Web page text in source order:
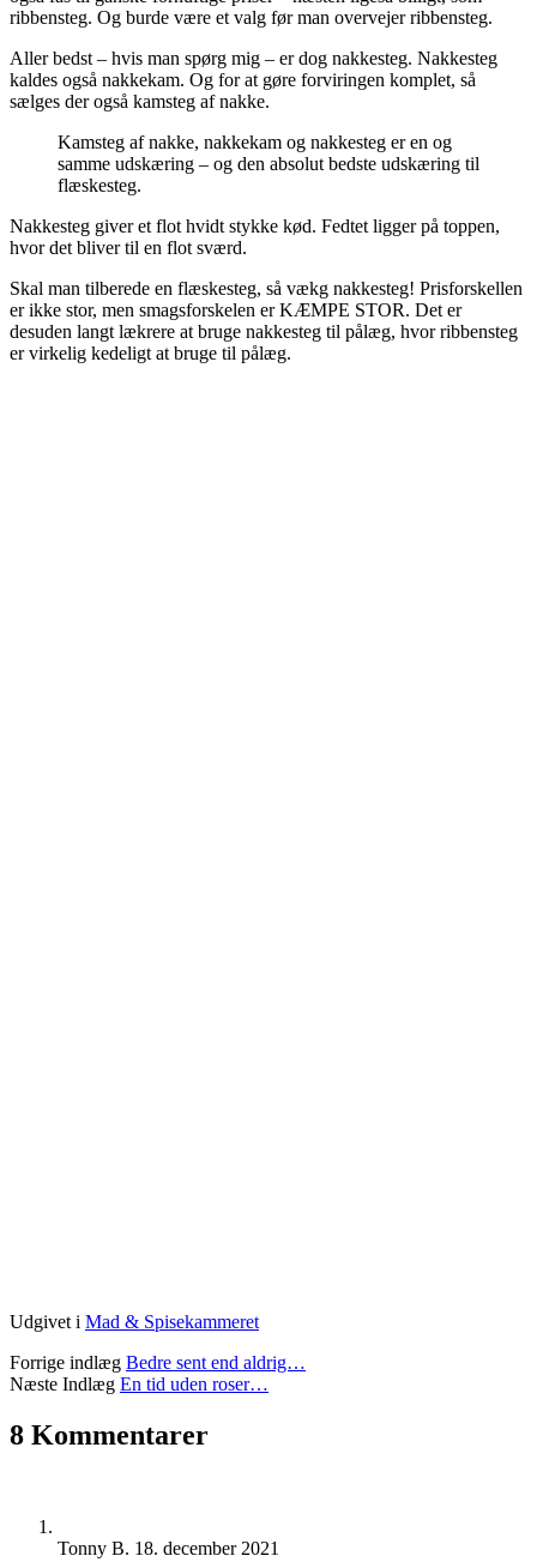
ribbensteg. Og burde være et valg før man overvejer ribbensteg.
Aller bedst – hvis man spørg mig – er dog nakkesteg. Nakkesteg
kaldes også nakkekam. Og for at gøre forviringen komplet, så
sælges der også kamsteg af nakke.
Kamsteg af nakke, nakkekam og nakkesteg er en og
samme udskæring – og den absolut bedste udskæring til
flæskesteg.
Nakkesteg giver et flot hvidt stykke kød. Fedtet ligger på toppen,
hvor det bliver til en flot sværd.
Skal man tilberede en flæskesteg, så vækg nakkesteg! Prisforskellen
er ikke stor, men smagsforskelen er KÆMPE STOR. Det er
desuden langt lækrere at bruge nakkesteg til pålæg, hvor ribbensteg
er virkelig kedeligt at bruge til pålæg.
Udgivet i Mad & Spisekammeret
Forrige indlæg Bedre sent end aldrig…
Næste Indlæg En tid uden roser…
8 Kommentarer
Tonny B. 18. december 2021